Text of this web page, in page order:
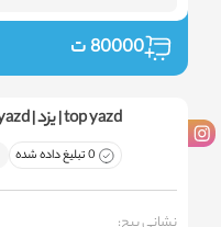
80000ت
top yazd | یزد | yazd | تاپ یزد
0 تبلیغ داده شده